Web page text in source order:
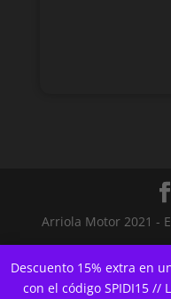
Descuento 15% extra en
con el código SPIDI15 //
Arriola Motor 2021 -